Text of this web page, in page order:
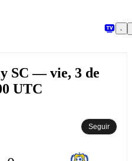
SC — vie, 3 de
UTC
Seguir